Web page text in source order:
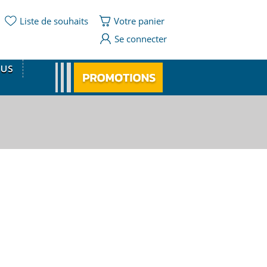
Liste de souhaits
Votre panier
Se connecter